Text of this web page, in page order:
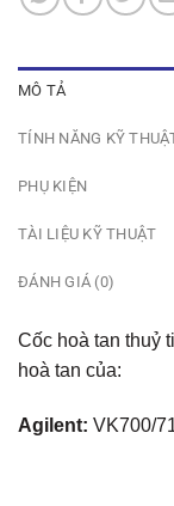
MÔ TẢ
TÍNH NĂNG KỸ
PHỤ KIỆN
TÀI LIỆU KỸ THUẬT
ĐÁNH GIÁ (0)
Cốc hoà tan thuỷ
hoà tan của:
Agilent: VK700/